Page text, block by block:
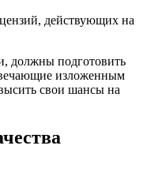
действующих на
должны подготовить
изложенным
свои шансы на